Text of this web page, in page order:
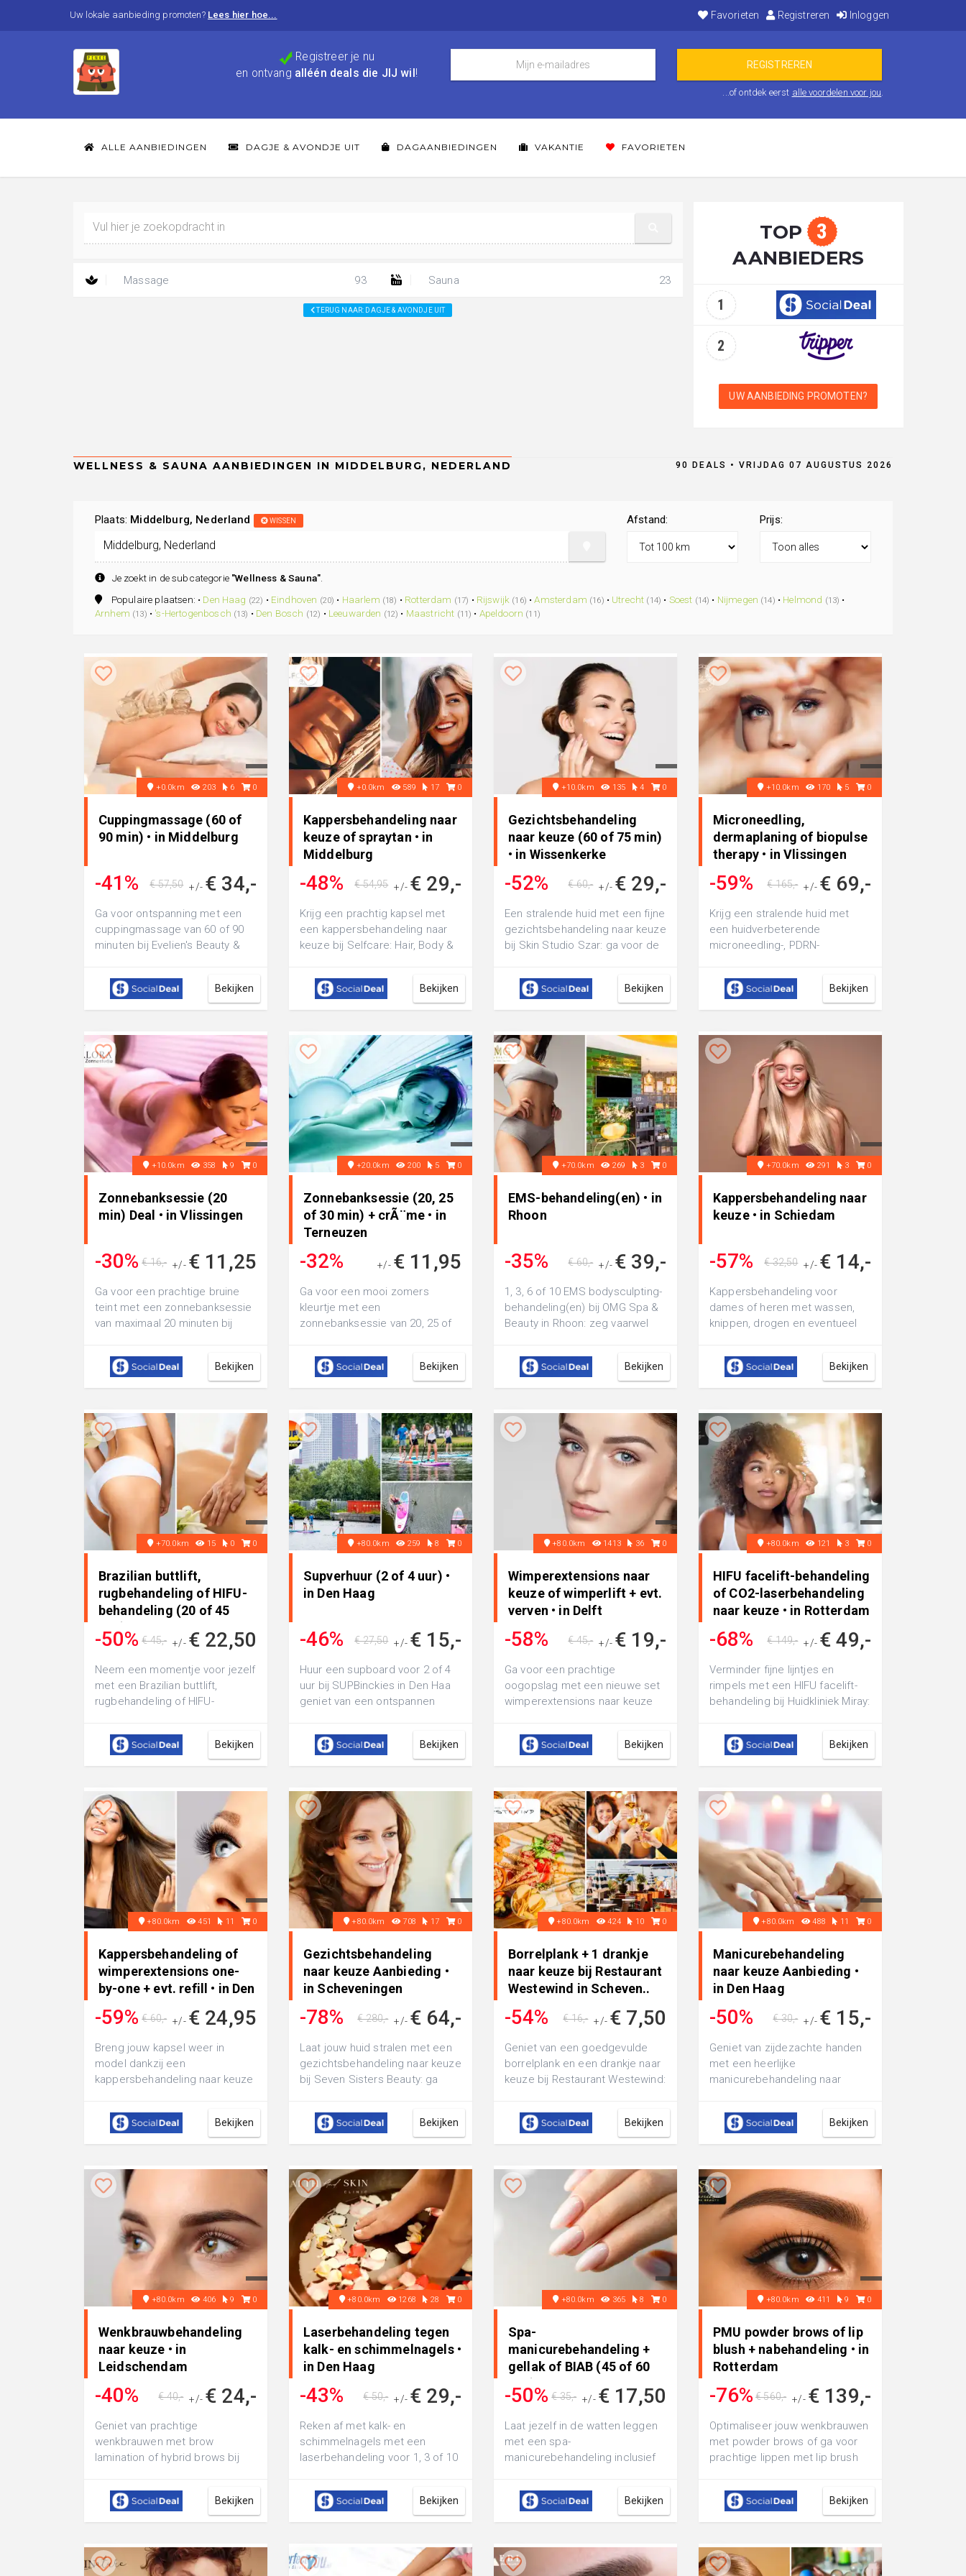
Uw lokale aanbieding promoten? Lees hier hoe... Favorieten Registreren Inloggen
Registreer je nu
en ontvang alléén deals die JIJ wil !
...of ontdek eerst alle voordelen voor jou.
ALLE AANBIEDINGEN DAGJE & AVONDJE UIT DAGAANBIEDINGEN VAKANTIE FAVORIETEN
Massage 93 Sauna 23
TERUG NAAR: DAGJE & AVONDJE UIT
TOP 3
AANBIEDERS
1
2
UW AANBIEDING PROMOTEN?
90 DEALS • VRIJDAG 07 AUGUSTUS 2026
Plaats: Middelburg, Nederland WISSEN
Je zoekt in de subcategorie "Wellness & Sauna".
Afstand: Prijs:
Populaire plaatsen: • Den Haag (22) • Eindhoven (20) • Haarlem (18) • Rotterdam (17) • Rijswijk (16) •Amsterdam (16) • Utrecht (14) • Soest (14) • Nijmegen (14) • Helmond (13) •
Arnhem (13) • 's-Hertogenbosch (13) • Den Bosch (12) • Leeuwarden (12) • Maastricht (11) • Apeldoorn (11)
+0.0km 203 6 0
Cuppingmassage (60 of
90 min) • in Middelburg
-41% +/- € 34,-
€ 57,50
Ga voor ontspanning met een
cuppingmassage van 60 of 90
minuten bij Evelien's Beauty &
Bekijken
+0.0km 589 17 0
Kappersbehandeling naar
keuze of spraytan • in
Middelburg
-48% +/- € 29,-
€ 54,95
Krijg een prachtig kapsel met
een kappersbehandeling naar
keuze bij Selfcare: Hair, Body &
teint...
Bekijken
+10.0km 135 4 0
Gezichtsbehandeling
naar keuze (60 of 75 min)
• in Wissenkerke
-52% +/- € 29,-
€ 60,-
Een stralende huid met een fijne
gezichtsbehandeling naar keuze
bij Skin Studio Szar: ga voor de
Bekijken
+10.0km 170 5 0
Microneedling,
dermaplaning of biopulse
therapy • in Vlissingen
-59% +/- € 69,-
€ 165,-
Krijg een stralende huid met
een huidverbeterende
microneedling-, PDRN-
dermaplaning of BioPulse
Therap...
Bekijken
+10.0km 358 9 0
Zonnebanksessie (20
min) Deal • in Vlissingen
-30% +/- € 11,25
€ 16,-
Ga voor een prachtige bruine
teint met een zonnebanksessie
van maximaal 20 minuten bij
Bekijken
+20.0km 200 5 0
Zonnebanksessie (20, 25
of 30 min) + crÃ¨me • in
Terneuzen
-32% +/- € 11,95
Ga voor een mooi zomers
kleurtje met een
zonnebanksessie van 20, 25 of
verzorgende crÃ¨me bij De
Zonne...
Bekijken
+70.0km 269 3 0
EMS-behandeling(en) • in
Rhoon
-35% +/- € 39,-
€ 60,-
1, 3, 6 of 10 EMS bodysculpting-
behandeling(en) bij OMG Spa &
Beauty in Rhoon: zeg vaarwel
Bekijken
+70.0km 291 3 0
Kappersbehandeling naar
keuze • in Schiedam
-57% +/- € 14,-
€ 32,50
Kappersbehandeling voor
dames of heren met wassen,
knippen, drogen en eventueel
haarmasker...
Bekijken
+70.0km 15 0 0
Brazilian buttlift,
rugbehandeling of HIFU-
behandeling (20 of 45
min) • in Vlaardingen
-50% +/- € 22,50
€ 45,-
Neem een momentje voor jezelf
met een Brazilian buttlift,
rugbehandeling of HIFU-
minuten bij N-Ski...
Bekijken
+80.0km 259 8 0
Supverhuur (2 of 4 uur) •
in Den Haag
-46% +/- € 15,-
€ 27,50
Huur een supboard voor 2 of 4
uur bij SUPBinckies in Den Haa
geniet van een ontspannen
Bekijken
+80.0km 1413 36 0
Wimperextensions naar
keuze of wimperlift + evt.
verven • in Delft
-58% +/- € 19,-
€ 45,-
Ga voor een prachtige
oogopslag met een nieuwe set
wimperextensions naar keuze
liften en ...
Bekijken
+80.0km 121 3 0
HIFU facelift-behandeling
of CO2-laserbehandeling
naar keuze • in Rotterdam
-68% +/- € 49,-
€ 149,-
Verminder fijne lijntjes en
rimpels met een HIFU facelift-
behandeling bij Huidkliniek Miray:
laserbehand...
Bekijken
+80.0km 451 11 0
Kappersbehandeling of
wimperextensions one-
by-one + evt. refill • in Den
Haag
-59% +/- € 24,95
€ 60,-
Breng jouw kapsel weer in
model dankzij een
kappersbehandeling naar keuze
voor wimperexten...
Bekijken
+80.0km 708 17 0
Gezichtsbehandeling
naar keuze Aanbieding •
in Scheveningen
-78% +/- € 64,-
€ 280,-
Laat jouw huid stralen met een
gezichtsbehandeling naar keuze
bij Seven Sisters Beauty: ga
c...
Bekijken
+80.0km 424 10 0
Borrelplank + 1 drankje
naar keuze bij Restaurant
Westewind in Scheven..
-54% +/- € 7,50
€ 16,-
Geniet van een goedgevulde
borrelplank en een drankje naar
keuze bij Restaurant Westewind:
midd...
Bekijken
+80.0km 488 11 0
Manicurebehandeling
naar keuze Aanbieding •
in Den Haag
-50% +/- € 15,-
€ 30,-
Geniet van zijdezachte handen
met een heerlijke
manicurebehandeling naar
voor een nieuwe ...
Bekijken
+80.0km 406 9 0
Wenkbrauwbehandeling
naar keuze • in
Leidschendam
-40% +/- € 24,-
€ 40,-
Geniet van prachtige
wenkbrauwen met brow
lamination of hybrid brows bij
brow lamination Ã©...
Bekijken
+80.0km 1268 28 0
Laserbehandeling tegen
kalk- en schimmelnagels •
in Den Haag
-43% +/- € 29,-
€ 50,-
Reken af met kalk- en
schimmelnagels met een
laserbehandeling voor 1, 3 of 10
durf je na...
Bekijken
+80.0km 365 8 0
Spa-
manicurebehandeling +
gellak of BIAB (45 of 60
min) • in Den Haag
-50% +/- € 17,50
€ 35,-
Laat jezelf in de watten leggen
met een spa-
manicurebehandeling inclusief
Tran of ga voo...
Bekijken
+80.0km 411 9 0
PMU powder brows of lip
blush + nabehandeling • in
Rotterdam
-76% +/- € 139,-
€ 560,-
Optimaliseer jouw wenkbrauwen
met powder brows of ga voor
prachtige lippen met lip brush
Bekijken